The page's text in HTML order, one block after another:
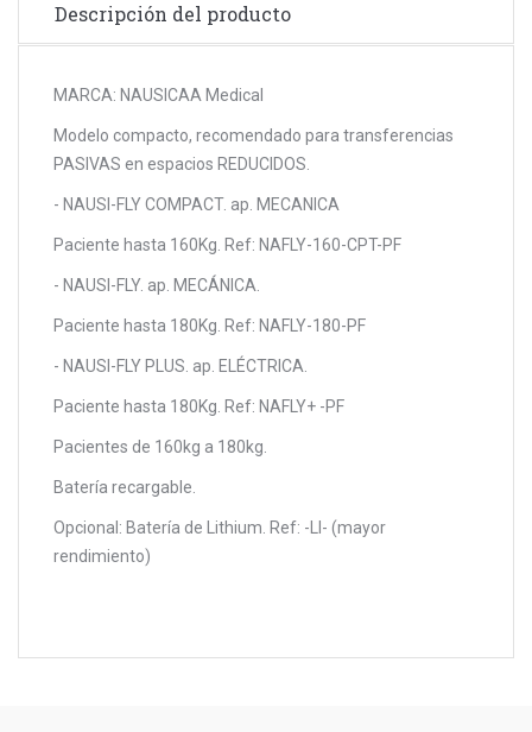
Descripción del producto
MARCA: NAUSICAA Medical
Modelo compacto, recomendado para transferencias
PASIVAS en espacios REDUCIDOS.
- NAUSI-FLY COMPACT. ap. MECANICA
Paciente hasta 160Kg. Ref: NAFLY-160-CPT-PF
- NAUSI-FLY. ap. MECÁNICA.
Paciente hasta 180Kg. Ref: NAFLY-180-PF
- NAUSI-FLY PLUS. ap. ELÉCTRICA.
Paciente hasta 180Kg. Ref: NAFLY+ -PF
Pacientes de 160kg a 180kg.
Batería recargable.
Opcional: Batería de Lithium. Ref: -LI- (mayor
rendimiento)